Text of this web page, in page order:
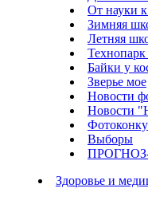
От науки
Зимняя
Летняя
Байки у
Зверье мое
Новости
Новости
Выборы
Здоровье и